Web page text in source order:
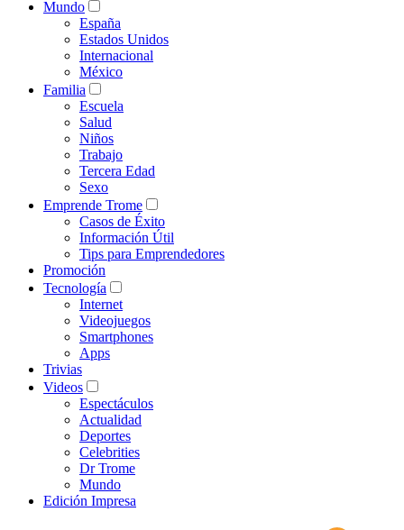
Mundo
España
Estados Unidos
Internacional
México
Familia
Escuela
Salud
Niños
Trabajo
Tercera Edad
Sexo
Emprende Trome
Casos de Éxito
Información Útil
Tips para Emprendedores
Promoción
Tecnología
Internet
Videojuegos
Smartphones
Apps
Trivias
Videos
Espectáculos
Actualidad
Deportes
Celebrities
Dr Trome
Mundo
Edición Impresa